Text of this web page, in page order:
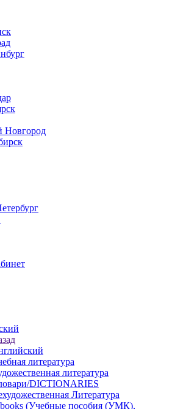
литература
литература
DICTIONARIES
Литература
(Учебные пособия (УМК),